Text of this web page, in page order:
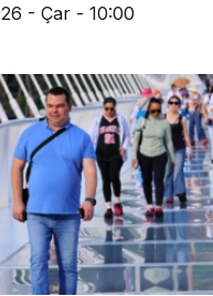
- Çar - 10:00